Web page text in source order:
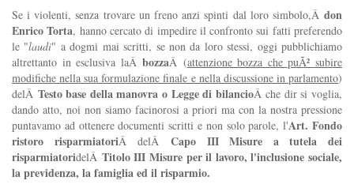
Se i violenti, senza trovare un freno anzi spinti dal loro simbolo,Â don
Enrico Torta, hanno cercato di impedire il confronto sui fatti preferendo
le "laudi" a dogmi mai scritti, se non da loro stessi, oggi pubblichiamo
altrettanto in esclusiva laÂbozzaÂ (attenzione bozza che puÃ² subire
modifiche nella sua formulazione finale e nella discussione in parlamento)
delÂ Testo base della manovra o Legge di bilancioÂ che dir si voglia,
dando atto, noi non siamo facinorosi a priori ma con la nostra pressione
puntavamo ad ottenere documenti scritti e non solo parole, l'Art. Fondo
ristoro risparmiatoriÂ delÂ Capo III Misure a tutela dei
risparmiatoridelÂ Titolo III Misure per il lavoro, l'inclusione sociale,
la previdenza, la famiglia ed il risparmio.